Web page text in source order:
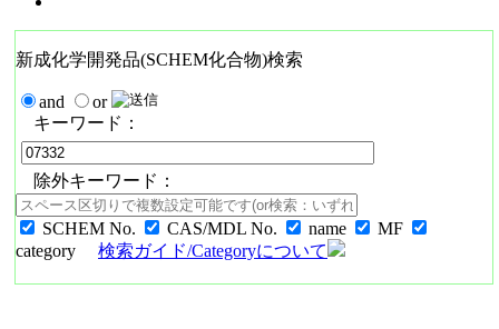
新成化学開発品(SCHEM化合物)検索
and
or
キーワード：
除外キーワード：
SCHEM No. CAS/MDL No. name
MF
category
検索ガイド/Categoryについて